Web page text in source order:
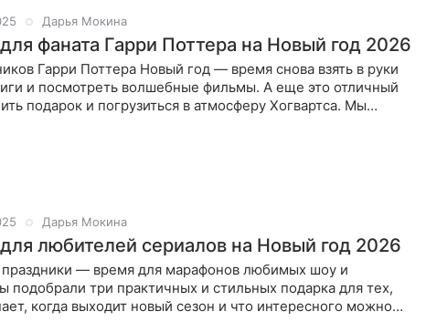
Дарья Мокина
фаната Гарри Поттера на Новый год 2026
Гарри Поттера Новый год — время снова взять в руки
и посмотреть волшебные фильмы. А еще это отличный
подарок и погрузиться в атмосферу Хогвартса. Мы
Дарья Мокина
любителей сериалов на Новый год 2026
— время для марафонов любимых шоу и
подобрали три практичных и стильных подарка для тех,
когда выходит новый сезон и что интересного можно